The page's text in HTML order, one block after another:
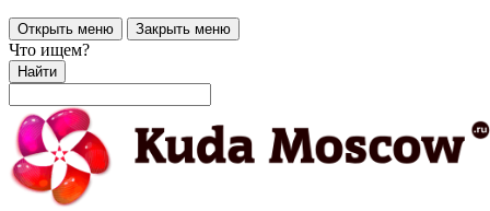
Открыть меню Закрыть меню
Что ищем?
Найти